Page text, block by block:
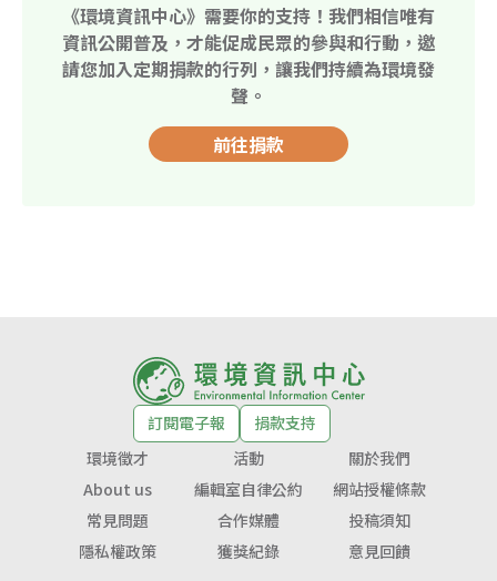
《環境資訊中心》需要你的支持！我們相信唯有
資訊公開普及，才能促成民眾的參與和行動，邀
請您加入定期捐款的行列，讓我們持續為環境發
聲。
前往捐款
訂閱電子報
捐款支持
環境徵才
活動
關於我們
About us
編輯室自律公約
網站授權條款
常見問題
合作媒體
投稿須知
隱私權政策
獲獎紀錄 意見回饋